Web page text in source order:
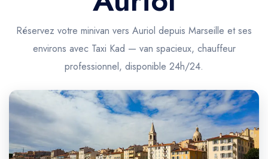
Trajet Gare SNCF
Trajet Port croisière
Trajet Séminaire
Trajet Santé
Trajet Longue Distance
Actualités & évènements
Contactez-nous
Réservez votre minivan vers Auriol depuis Marseille et ses
environs avec Taxi Kad — van spacieux, chauffeur
professionnel, disponible 24h/24.